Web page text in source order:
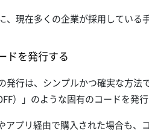
、現在多くの企業が採用している
ドを発行する
発行は、シンプルかつ確実な方法
）」のような固有のコードを発行
アプリ経由で購入された場合も